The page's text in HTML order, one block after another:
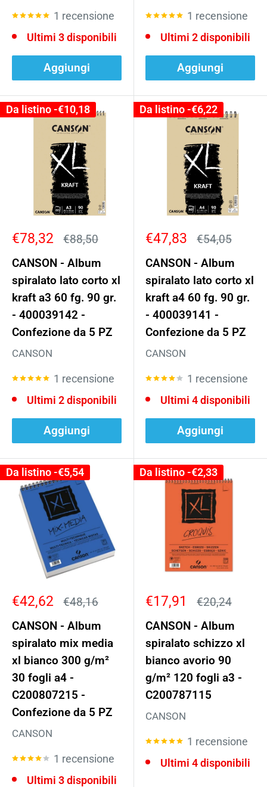
1 recensione
Ultimi 3 disponibili
Aggiungi
1 recensione
Ultimi 2 disponibili
Aggiungi
Da listino -€10,18
Prezzo
€78,32 Prezzo
€88,50
CANSON - Album
spiralato lato corto xl
kraft a3 60 fg. 90 gr.
- 400039142 -
Confezione da 5 PZ
CANSON
1 recensione
Ultimi 2 disponibili
Aggiungi
Da listino -€6,22
Prezzo
€47,83 Prezzo
€54,05
CANSON - Album
spiralato lato corto xl
kraft a4 60 fg. 90 gr.
- 400039141 -
Confezione da 5 PZ
CANSON
1 recensione
Ultimi 4 disponibili
Aggiungi
Da listino -€5,54
Prezzo
€42,62 Prezzo
€48,16
CANSON - Album
spiralato mix media
xl bianco 300 g/m²
30 fogli a4 -
C200807215 -
Confezione da 5 PZ
CANSON
1 recensione
Ultimi 3 disponibili
Da listino -€2,33
Prezzo
€17,91 Prezzo
€20,24
CANSON - Album
spiralato schizzo xl
bianco avorio 90
g/m² 120 fogli a3 -
C200787115
CANSON
1 recensione
Ultimi 4 disponibili